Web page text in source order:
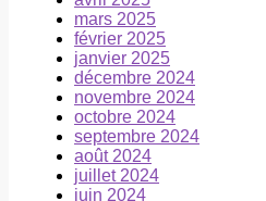
mars 2025
février 2025
janvier 2025
décembre 2024
novembre 2024
octobre 2024
septembre 2024
août 2024
juillet 2024
juin 2024